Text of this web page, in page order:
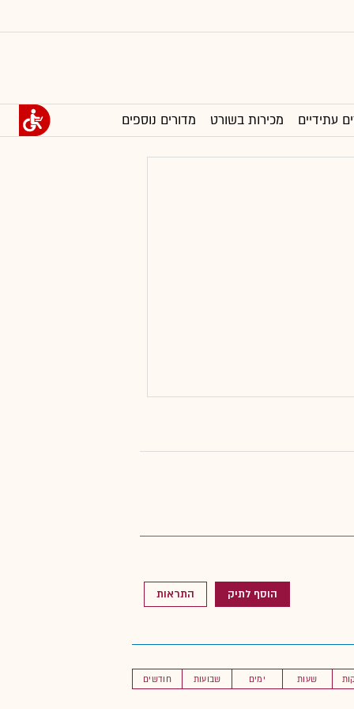
עתידיים מכירות בשורט מדורים נוספים
הוסף לתיק התראות
חודשים שבועות ימים שעות